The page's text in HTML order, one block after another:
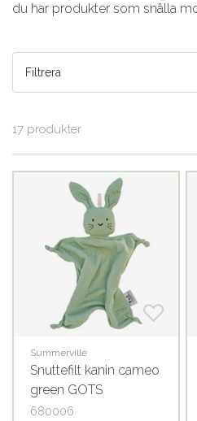
du har produkter som snälla
Filtrera
17 produkter
Summerville
Snuttefilt kanin cameo
green GOTS
680006